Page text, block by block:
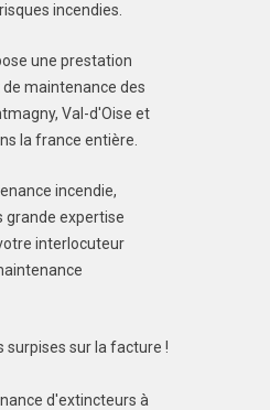
incendies.
une prestation
maintenance des
Val-d'Oise et
la france entière.
incendie,
grande expertise
interlocuteur
surpises sur la facture !
d'extincteurs à